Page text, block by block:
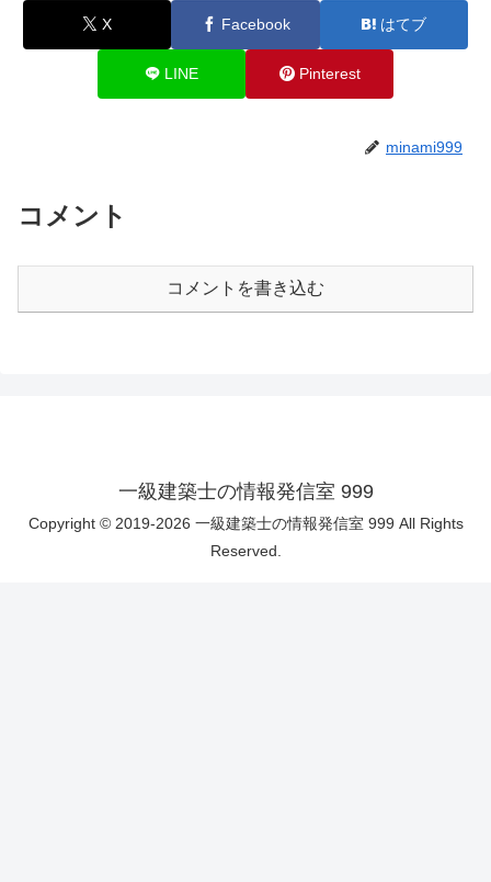
X Facebook はてブ
LINE Pinterest
minami999
コメント
コメントを書き込む
一級建築士の情報発信室 999
Copyright © 2019-2026 一級建築士の情報発信室 999 All Rights
Reserved.